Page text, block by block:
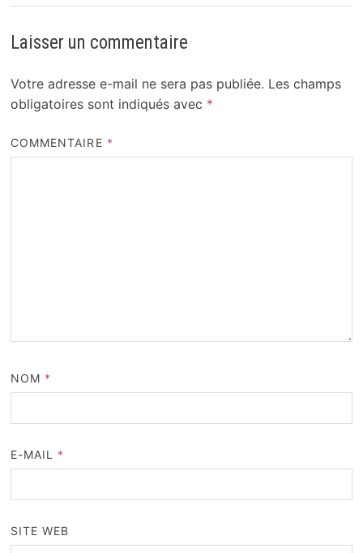
Laisser un commentaire
Votre adresse e-mail ne sera pas publiée. Les champs
obligatoires sont indiqués avec *
COMMENTAIRE *
NOM *
E-MAIL *
SITE WEB